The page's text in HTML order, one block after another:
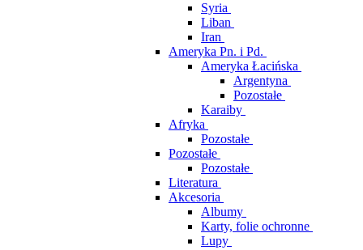
Syria
Liban
Iran
Ameryka Pn. i Pd.
Ameryka Łacińska
Argentyna
Pozostałe
Karaiby
Afryka
Pozostałe
Pozostałe
Pozostałe
Literatura
Akcesoria
Albumy
Karty, folie ochronne
Lupy